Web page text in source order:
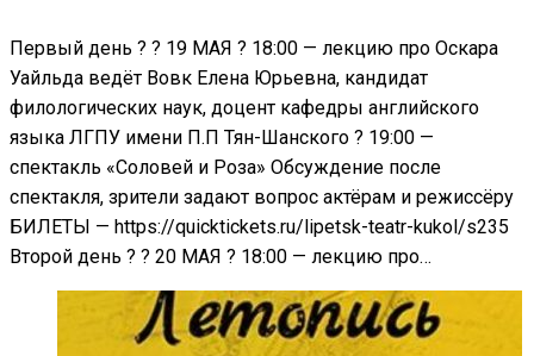
Первый день ? ? 19 МАЯ ? 18:00 — лекцию про Оскара
Уайльда ведёт Вовк Елена Юрьевна, кандидат
филологических наук, доцент кафедры английского
языка ЛГПУ имени П.П Тян-Шанского ? 19:00 —
спектакль «Соловей и Роза» Обсуждение после
спектакля, зрители задают вопрос актёрам и режиссёру
БИЛЕТЫ — https://quicktickets.ru/lipetsk-teatr-kukol/s235
Второй день ? ? 20 МАЯ ? 18:00 — лекцию про…